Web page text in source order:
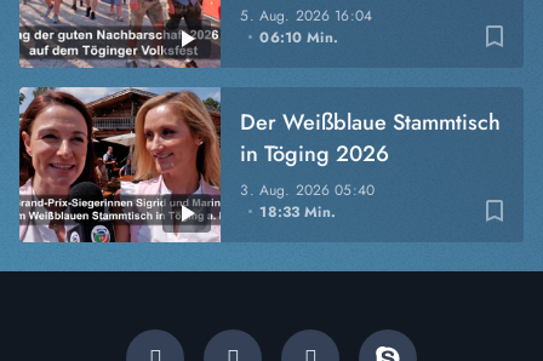
bookmark_border
5. Aug. 2026 16:04
06:10 Min.
bookmark_border
3. Aug. 202605:40
18:33 Min.
Der Weißblaue Stammtisch
in Töging 2026